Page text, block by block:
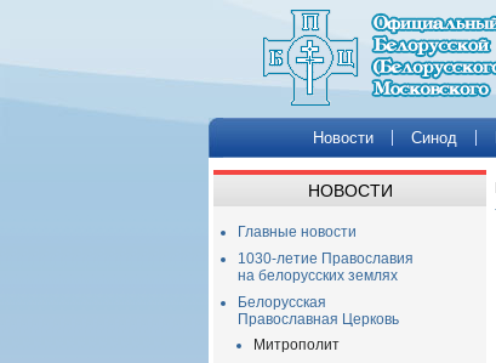
Новости Синод
НОВОСТИ
Главные новости
1030-летие Православия
на белорусских землях
Белорусская
Православная Церковь
Митрополит